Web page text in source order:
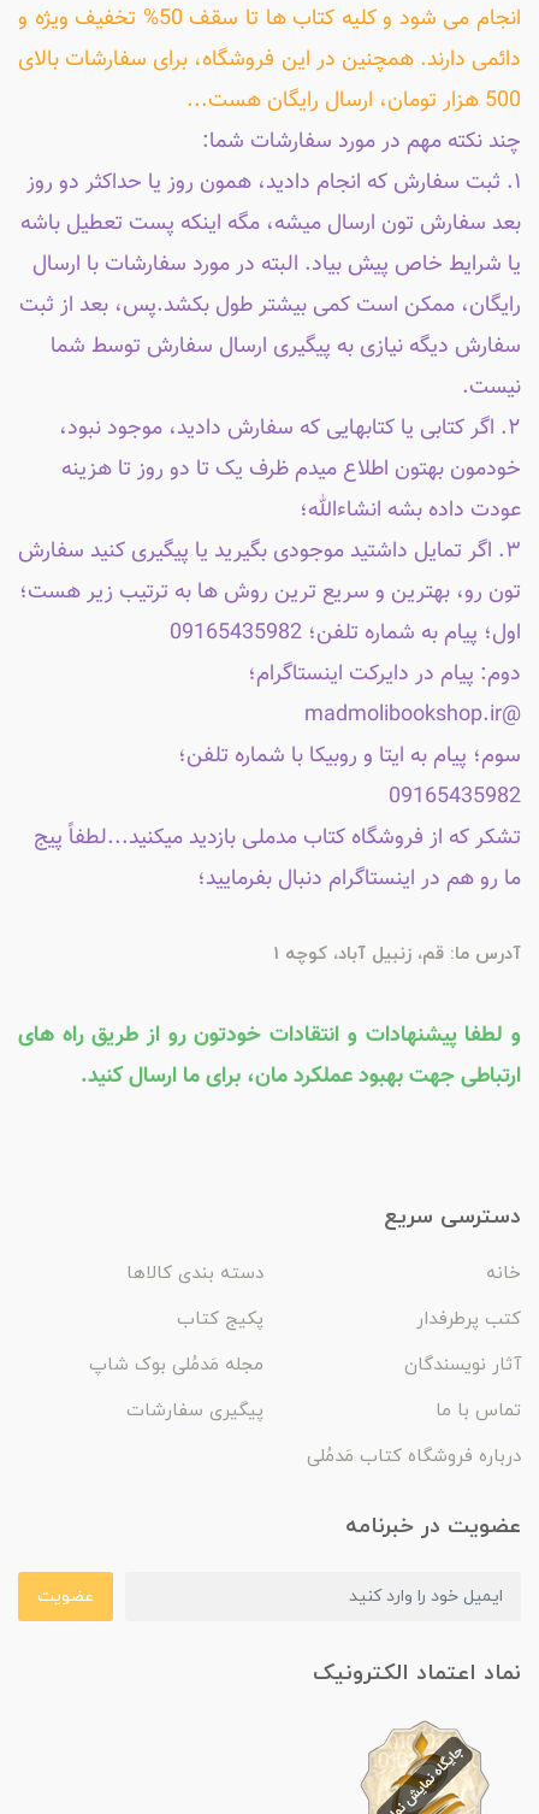
انجام می شود و کلیه کتاب ها تا سقف 50% تخفیف ویژه و
دائمی دارند. همچنین در این فروشگاه، برای سفارشات بالای
500 هزار تومان، ارسال رایگان هست...
چند نکته مهم در مورد سفارشات شما:
۱. ثبت سفارش که انجام دادید، همون روز یا حداکثر دو روز
بعد سفارش تون ارسال میشه، مگه اینکه پست تعطیل باشه
یا شرایط خاص پیش بیاد. البته در مورد سفارشات با ارسال
رایگان، ممکن است کمی بیشتر طول بکشد.پس، بعد از ثبت
سفارش دیگه نیازی به پیگیری ارسال سفارش توسط شما
نیست.
۲. اگر کتابی یا کتابهایی که سفارش دادید، موجود نبود،
خودمون بهتون اطلاع میدم ظرف یک تا دو روز تا هزینه
عودت داده بشه انشاءالله؛
۳. اگر تمایل داشتید موجودی بگیرید یا پیگیری کنید سفارش
تون رو، بهترین و سریع ترین روش ها به ترتیب زیر هست؛
اول؛ پیام به شماره تلفن؛ 09165435982
دوم: پیام در دایرکت اینستاگرام؛
@madmolibookshop.ir
سوم؛ پیام به ایتا و روبیکا با شماره تلفن؛
09165435982
تشکر که از فروشگاه کتاب مدملی بازدید میکنید...لطفاً پیج
ما رو هم در اینستاگرام دنبال بفرمایید؛
آدرس ما: قم، زنبیل آباد، کوچه 1
و لطفا پیشنهادات و انتقادات خودتون رو از طریق راه های
ارتباطی جهت بهبود عملکرد مان، برای ما ارسال کنید.
دسترسی سریع
خانه
دسته بندی کالاها
کتب پرطرفدار
پکیج کتاب
آثار نویسندگان
مجله مَدمُلی بوک شاپ
تماس با ما
پیگیری سفارشات
درباره فروشگاه کتاب مَدمُلی
عضویت در خبرنامه
عضویت
نماد اعتماد الکترونیک